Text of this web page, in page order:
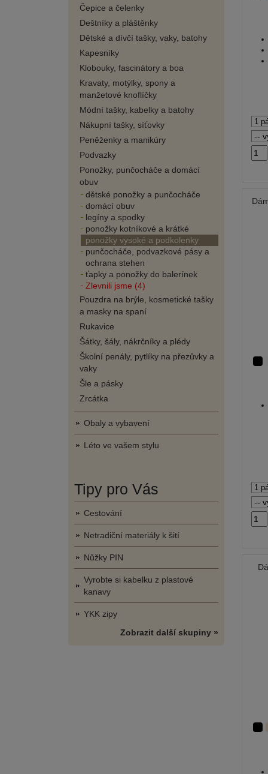
Čepice a čelenky
Deštníky a pláštěnky
Dětské a dívčí tašky, vaky, batohy
Kapesníky
Klobouky, fascinátory a boa
Kravaty, motýlky, spony a
manžetové knoflíčky
Módní tašky, kabelky a batohy
Nákupní tašky, síťovky
Peněženky a manikúry
Podvazky
Ponožky, punčocháče a domácí
obuv
dětské ponožky a punčocháče
domácí obuv
legíny a spodky
ponožky kotníkové a krátké
ponožky vysoké a podkolenky
punčocháče, podvazkové pásy a
ochrana stehen
ťapky a ponožky do balerínek
Zlevnili jsme (4)
Pouzdra na brýle, kosmetické tašky
a masky na spaní
Rukavice
Šátky, šály, nákrčníky a plédy
Školní penály, pytlíky na přezůvky a
vaky
Šle a pásky
Zrcátka
Obaly a vybavení
Léto ve vašem stylu
Tipy pro Vás
Cestování
Netradiční materiály k šití
Nůžky PIN
Vyrobte si kabelku z plastové
kanavy
YKK zipy
Zobrazit další skupiny »